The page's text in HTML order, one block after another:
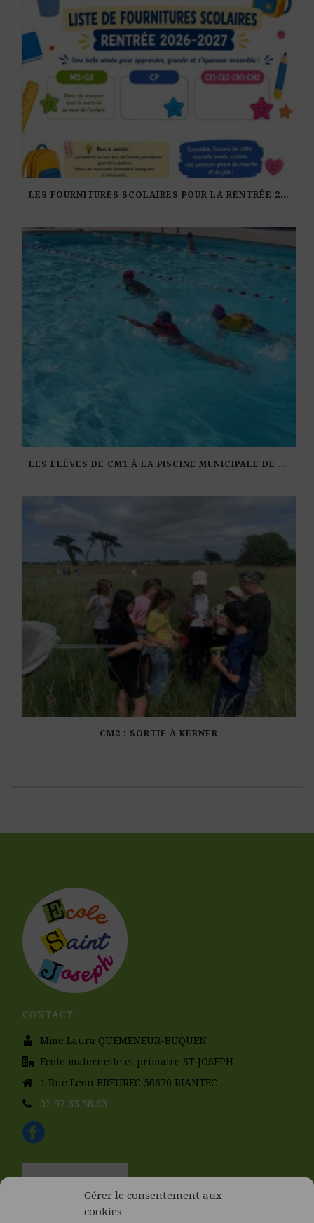
Gérer le consentement aux
cookies
LES FOURNITURES SCOLAIRES POUR LA RENTRÉE 2026-27
LES ÉLÈVES DE CM1 À LA PISCINE MUNICIPALE DE KERDURAND
CM2 : SORTIE À KERNER
CONTACT
Mme Laura QUEMENEUR-BUQUEN
Ecole maternelle et primaire ST JOSEPH
1 Rue Leon BREUREC 56670 RIANTEC
02.97.33.58.63